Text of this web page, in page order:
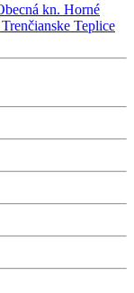
kn. Horné
Teplice